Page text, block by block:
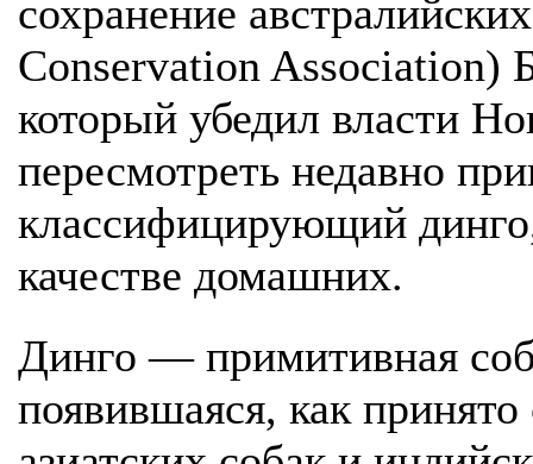
сохранение
Conservation Association)
который убедил власти
пересмотреть недавно
классифицирующий
качестве домашних.
Динго — примитивная
появившаяся, как принято